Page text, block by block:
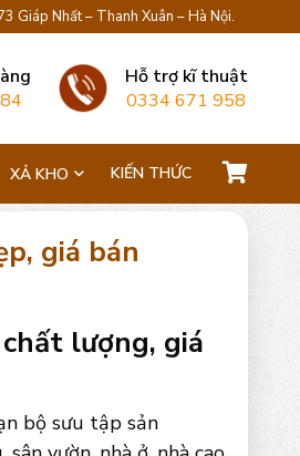
Giáp Nhất – Thanh Xuân – Hà Nội.
Hỗ trợ kĩ thuật
0334 671 958
XẢ KHO KIẾN THỨC
giá bán
lượng, giá
bộ sưu tập sản